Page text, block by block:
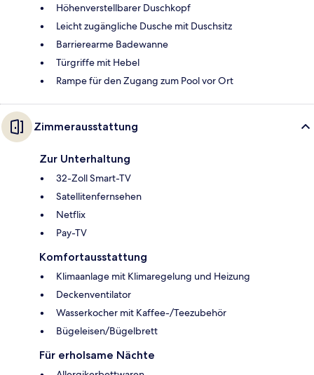
Höhenverstellbarer Duschkopf
Leicht zugängliche Dusche mit Duschsitz
Barrierearme Badewanne
Türgriffe mit Hebel
Rampe für den Zugang zum Pool vor Ort
Zimmerausstattung
Zur Unterhaltung
32-Zoll Smart-TV
Satellitenfernsehen
Netflix
Pay-TV
Komfortausstattung
Klimaanlage mit Klimaregelung und Heizung
Deckenventilator
Wasserkocher mit Kaffee-/Teezubehör
Bügeleisen/Bügelbrett
Für erholsame Nächte